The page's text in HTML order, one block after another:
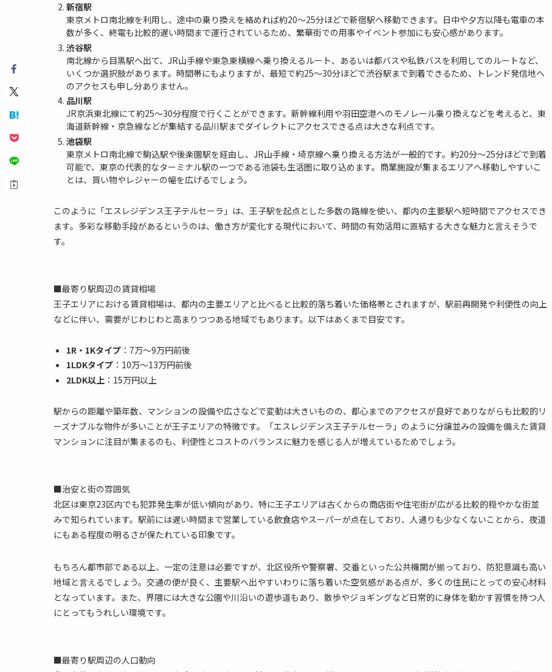
新宿駅
東京メトロ南北線を利用し、途中の乗り換えを絡めれば約20～25分ほどで新宿駅へ移動できます。日中や夕方以降も電車の本
数が多く、終電も比較的遅い時間まで運行されているため、繁華街での用事やイベント参加にも安心感があります。
渋谷駅
南北線から目黒駅へ出て、JR山手線や東急東横線へ乗り換えるルート、あるいは都バスや私鉄バスを利用してのルートなど、
いくつか選択肢があります。時間帯にもよりますが、最短で約25～30分ほどで渋谷駅まで到着できるため、トレンド発信地へ
のアクセスも申し分ありません。
品川駅
JR京浜東北線にて約25～30分程度で行くことができます。新幹線利用や羽田空港へのモノレール乗り換えなどを考えると、東
海道新幹線・京急線などが集結する品川駅までダイレクトにアクセスできる点は大きな利点です。
池袋駅
東京メトロ南北線で駒込駅や後楽園駅を経由し、JR山手線・埼京線へ乗り換える方法が一般的です。約20分～25分ほどで到着
可能で、東京の代表的なターミナル駅の一つである池袋も生活圏に取り込めます。商業施設が集まるエリアへ移動しやすいこ
とは、買い物やレジャーの幅を広げるでしょう。
このように「エスレジデンス王子テルセーラ」は、王子駅を起点とした多数の路線を使い、都内の主要駅へ短時間でアクセスでき
ます。多彩な移動手段があるというのは、働き方が変化する現代において、時間の有効活用に直結する大きな魅力と言えそうで
す。
■最寄り駅周辺の賃貸相場
王子エリアにおける賃貸相場は、都内の主要エリアと比べると比較的落ち着いた価格帯とされますが、駅前再開発や利便性の向上
などに伴い、需要がじわじわと高まりつつある地域でもあります。以下はあくまで目安です。
1R・1Kタイプ ：7万～9万円前後
1LDKタイプ ：10万～13万円前後
2LDK以上 ：15万円以上
駅からの距離や築年数、マンションの設備や広さなどで変動は大きいものの、都心までのアクセスが良好でありながらも比較的リ
ーズナブルな物件が多いことが王子エリアの特徴です。「エスレジデンス王子テルセーラ」のように分譲並みの設備を備えた賃貸
マンションに注目が集まるのも、利便性とコストのバランスに魅力を感じる人が増えているためでしょう。
■治安と街の雰囲気
北区は東京23区内でも犯罪発生率が低い傾向があり、特に王子エリアは古くからの商店街や住宅街が広がる比較的穏やかな街並
みで知られています。駅前には遅い時間まで営業している飲食店やスーパーが点在しており、人通りも少なくないことから、夜道
にもある程度の明るさが保たれている印象です。
もちろん都市部である以上、一定の注意は必要ですが、北区役所や警察署、交番といった公共機関が揃っており、防犯意識も高い
地域と言えるでしょう。交通の便が良く、主要駅へ出やすいわりに落ち着いた空気感がある点が、多くの住民にとっての安心材料
となっています。また、界隈には大きな公園や川沿いの遊歩道もあり、散歩やジョギングなど日常的に身体を動かす習慣を持つ人
にとってもうれしい環境です。
■最寄り駅周辺の人口動向